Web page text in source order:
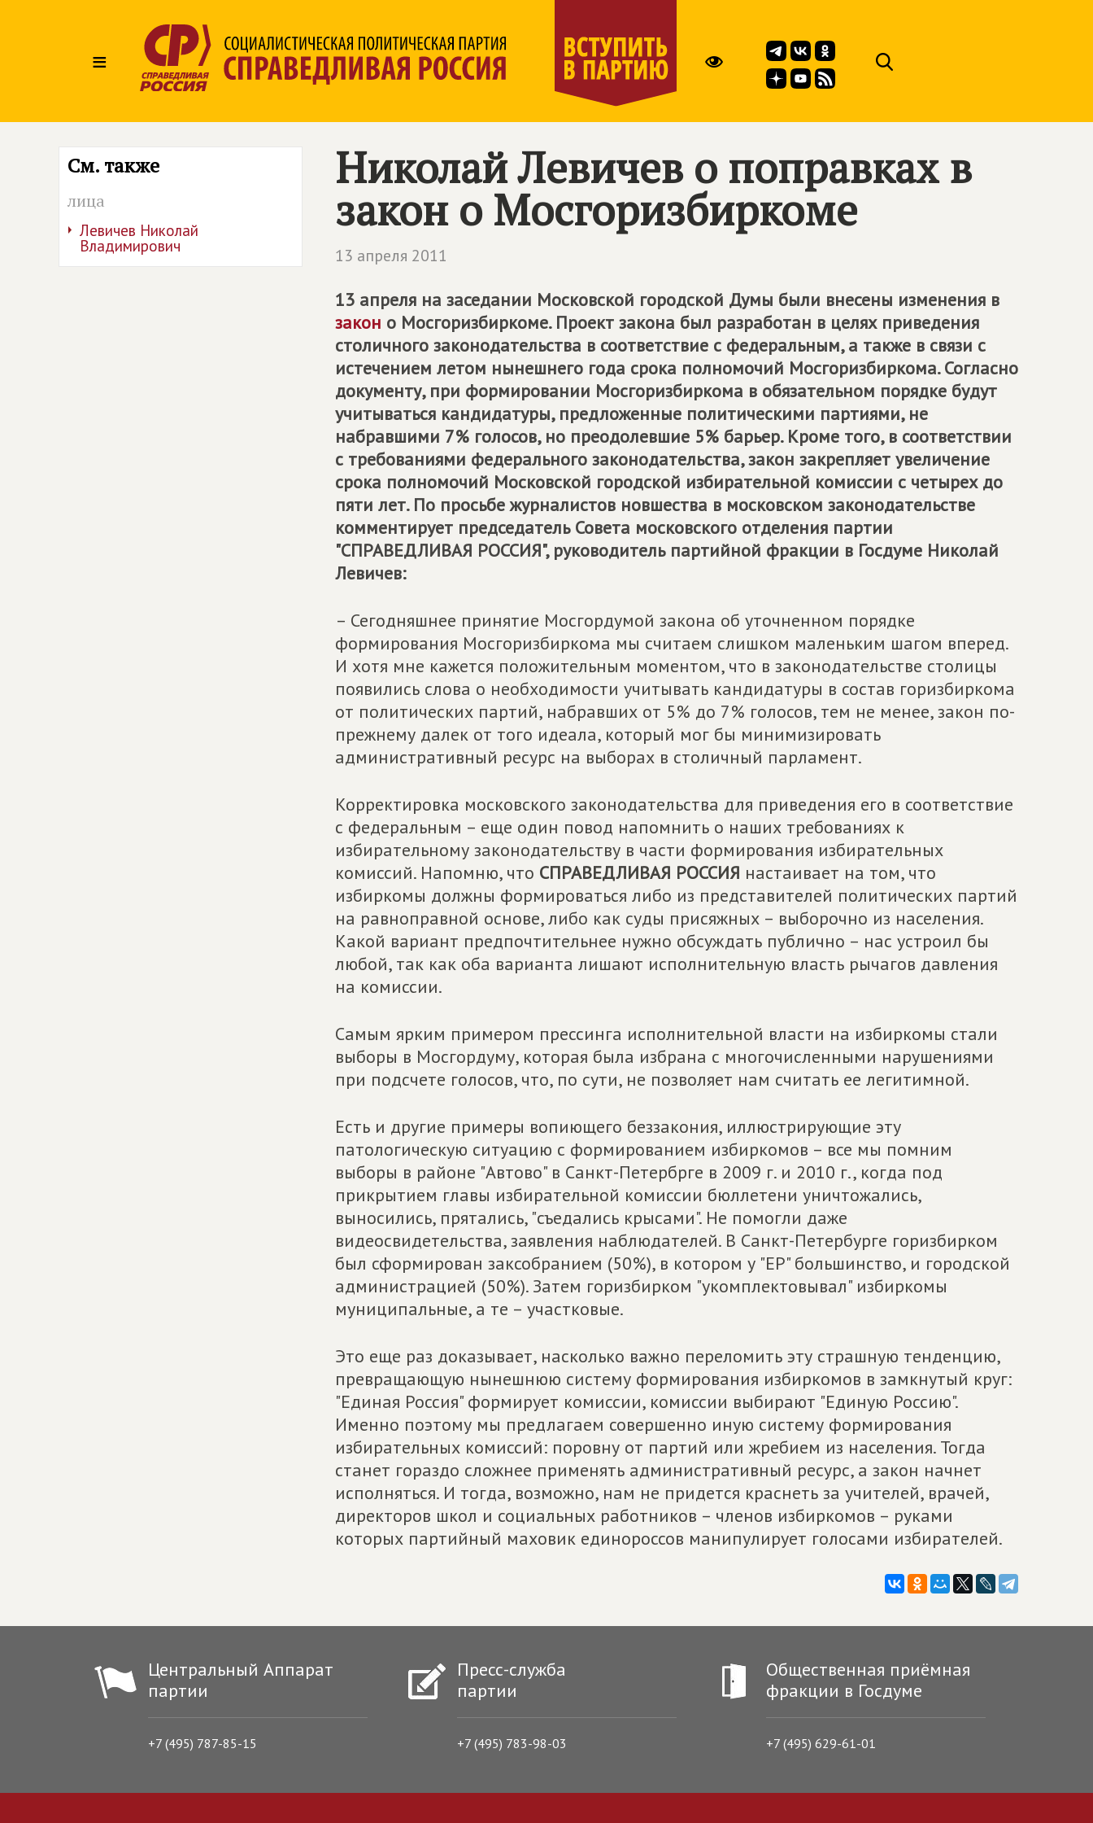
≡
См. также
лица
Левичев Николай
Владимирович
Николай Левичев о поправках в
закон о Мосгоризбиркоме
13 апреля 2011
13 апреля на заседании Московской городской Думы были внесены изменения в
закон о Мосгоризбиркоме. Проект закона был разработан в целях приведения
столичного законодательства в соответствие с федеральным, а также в связи с
истечением летом нынешнего года срока полномочий Мосгоризбиркома. Согласно
документу, при формировании Мосгоризбиркома в обязательном порядке будут
учитываться кандидатуры, предложенные политическими партиями, не
набравшими 7% голосов, но преодолевшие 5% барьер. Кроме того, в соответствии
с требованиями федерального законодательства, закон закрепляет увеличение
срока полномочий Московской городской избирательной комиссии с четырех до
пяти лет. По просьбе журналистов новшества в московском законодательстве
комментирует председатель Совета московского отделения партии
"СПРАВЕДЛИВАЯ РОССИЯ", руководитель партийной фракции в Госдуме Николай
Левичев:
– Сегодняшнее принятие Мосгордумой закона об уточненном порядке
формирования Мосгоризбиркома мы считаем слишком маленьким шагом вперед.
И хотя мне кажется положительным моментом, что в законодательстве столицы
появились слова о необходимости учитывать кандидатуры в состав горизбиркома
от политических партий, набравших от 5% до 7% голосов, тем не менее, закон по-
прежнему далек от того идеала, который мог бы минимизировать
административный ресурс на выборах в столичный парламент.
Корректировка московского законодательства для приведения его в соответствие
с федеральным – еще один повод напомнить о наших требованиях к
избирательному законодательству в части формирования избирательных
комиссий. Напомню, что СПРАВЕДЛИВАЯ РОССИЯ настаивает на том, что
избиркомы должны формироваться либо из представителей политических партий
на равноправной основе, либо как суды присяжных – выборочно из населения.
Какой вариант предпочтительнее нужно обсуждать публично – нас устроил бы
любой, так как оба варианта лишают исполнительную власть рычагов давления
на комиссии.
Самым ярким примером прессинга исполнительной власти на избиркомы стали
выборы в Мосгордуму, которая была избрана с многочисленными нарушениями
при подсчете голосов, что, по сути, не позволяет нам считать ее легитимной.
Есть и другие примеры вопиющего беззакония, иллюстрирующие эту
патологическую ситуацию с формированием избиркомов – все мы помним
выборы в районе "Автово" в Санкт-Петербрге в 2009 г. и 2010 г., когда под
прикрытием главы избирательной комиссии бюллетени уничтожались,
выносились, прятались, "съедались крысами". Не помогли даже
видеосвидетельства, заявления наблюдателей. В Санкт-Петербурге горизбирком
был сформирован заксобранием (50%), в котором у "ЕР" большинство, и городской
администрацией (50%). Затем горизбирком "укомплектовывал" избиркомы
муниципальные, а те – участковые.
Это еще раз доказывает, насколько важно переломить эту страшную тенденцию,
превращающую нынешнюю систему формирования избиркомов в замкнутый круг:
"Единая Россия" формирует комиссии, комиссии выбирают "Единую Россию".
Именно поэтому мы предлагаем совершенно иную систему формирования
избирательных комиссий: поровну от партий или жребием из населения. Тогда
станет гораздо сложнее применять административный ресурс, а закон начнет
исполняться. И тогда, возможно, нам не придется краснеть за учителей, врачей,
директоров школ и социальных работников – членов избиркомов – руками
которых партийный маховик единороссов манипулирует голосами избирателей.
Центральный Аппарат
партии
+7 (495) 787-85-15
Пресс-служба
партии
+7 (495) 783-98-03
Общественная приёмная
фракции в Госдуме
+7 (495) 629-61-01